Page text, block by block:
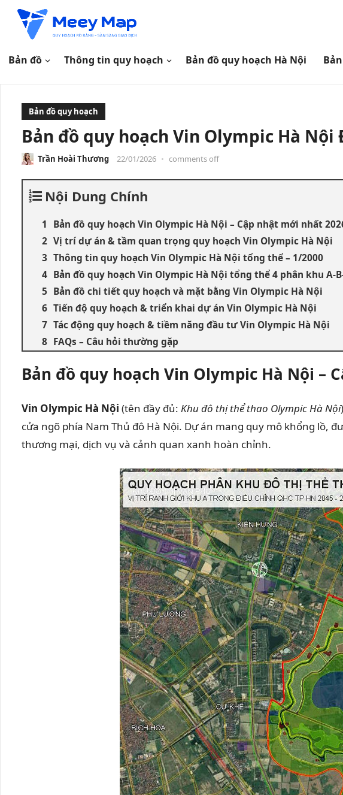
Bản đồ Thông tin quy hoạch Bản đồ quy hoạch Hà Nội
Bản đồ quy hoạch
Bản đồ quy hoạch Vin Olympic Hà
Trần Hoài Thương 22/01/2026 • comments off
Nội Dung Chính
Bản đồ quy hoạch Vin Olympic Hà Nội – Cập nhật mới nhất
Vị trí dự án & tầm quan trọng quy hoạch Vin Olympic Hà Nội
Thông tin quy hoạch Vin Olympic Hà Nội tổng thể – 1/2000
Bản đồ quy hoạch Vin Olympic Hà Nội tổng thể 4 phân khu A-
Bản đồ chi tiết quy hoạch và mặt bằng Vin Olympic Hà Nội
Tiến độ quy hoạch & triển khai dự án Vin Olympic Hà Nội
Tác động quy hoạch & tiềm năng đầu tư Vin Olympic Hà Nội
FAQs – Câu hỏi thường gặp
Bản đồ quy hoạch Vin Olympic Hà Nội –
Vin Olympic Hà Nội (tên đầy đủ: Khu đô thị thể thao Olympic Hà Nội
cửa ngõ phía Nam Thủ đô Hà Nội. Dự án mang quy mô khổng lồ,
thương mại, dịch vụ và cảnh quan xanh hoàn chỉnh.